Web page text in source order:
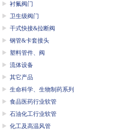
衬氟阀门
卫生级阀门
干式快接&拉断阀
钢管&卡套接头
塑料管件、阀
流体设备
其它产品
生命科学、生物制药系列
食品医药行业软管
石油化工行业软管
化工及高温风管